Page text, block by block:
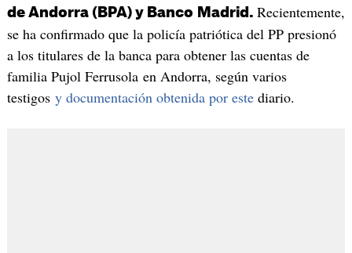
de Andorra (BPA) y Banco Madrid. Recientemente,
se ha confirmado que la policía patriótica del PP presionó
a los titulares de la banca para obtener las cuentas de
familia Pujol Ferrusola en Andorra, según varios
testigos y documentación obtenida por estediario.